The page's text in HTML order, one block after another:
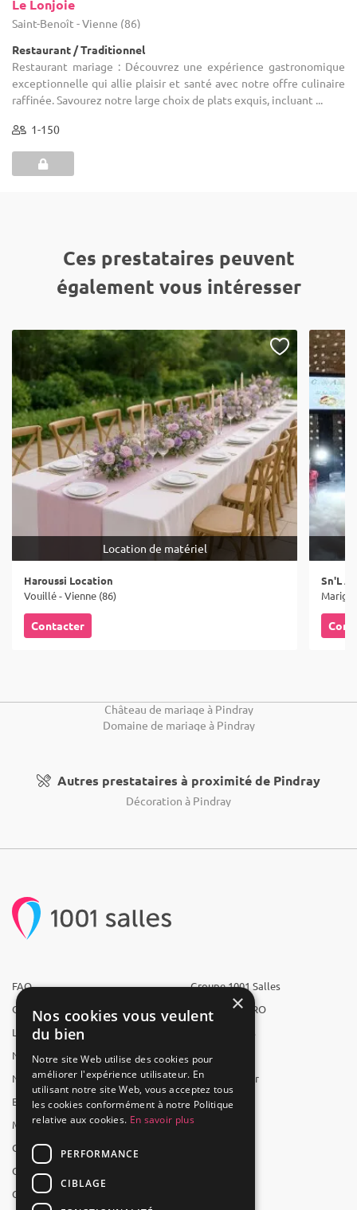
Le Lonjoie
Saint-Benoît - Vienne (86)
Restaurant / Traditionnel
Restaurant mariage : Découvrez une expérience gastronomique
exceptionnelle qui allie plaisir et santé avec notre offre culinaire
raffinée. Savourez notre large choix de plats exquis, incluant ...
1-150
Ces prestataires peuvent
également vous intéresser
Location de matériel
Haroussi Location
Vouillé - Vienne (86)
Contacter
Sn'L
Château de mariage à Pindray
Domaine de mariage à Pindray
Autres prestataires à proximité de Pindray
Décoration à Pindray
FAQ
Qui sommes-nous ?
L'équipe
Nous recrutons
Nos partenaires
Espace presse
Mentions légales
CGV
CGU
Contact
Groupe 1001 Salles
1001 Salles PRO
1001 Traiteurs
1001 Artistes
Reserverunbar
MP2
×
Nos cookies vous veulent
du bien
Notre site Web utilise des cookies pour
améliorer l'expérience utilisateur. En
utilisant notre site Web, vous acceptez tous
les cookies conformément à notre Politique
relative aux cookies. En savoir plus
PERFORMANCE
CIBLAGE